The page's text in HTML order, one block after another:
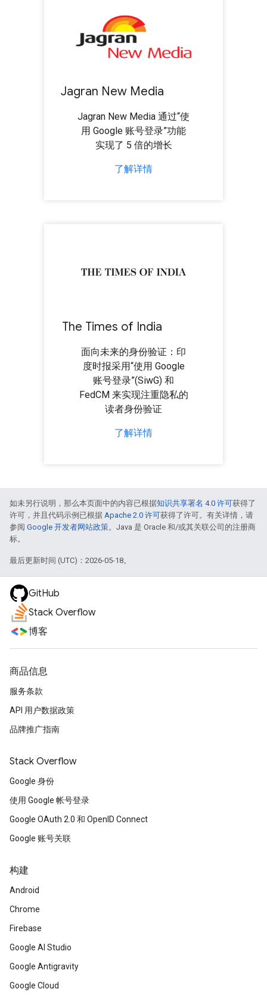
Jagran New Media
Jagran New Media 通过“使
用 Google 账号登录”功能
实现了 5 倍的增长
了解详情
The Times of India
面向未来的身份验证：印
度时报采用“使用 Google
账号登录”(SiwG) 和
FedCM 来实现注重隐私的
读者身份验证
了解详情
如未另行说明，那么本页面中的内容已根据知识共享署名 4.0 许可获得了
许可，并且代码示例已根据 Apache 2.0 许可获得了许可。有关详情，请
参阅 Google 开发者网站政策。Java 是 Oracle 和/或其关联公司的注册商
标。
最后更新时间 (UTC)：2026-05-18。
GitHub
Stack Overflow
博客
商品信息
服务条款
API 用户数据政策
品牌推广指南
Stack Overflow
Google 身份
使用 Google 帐号登录
Google OAuth 2.0 和 OpenID Connect
Google 账号关联
构建
Android
Chrome
Firebase
Google AI Studio
Google Antigravity
Google Cloud